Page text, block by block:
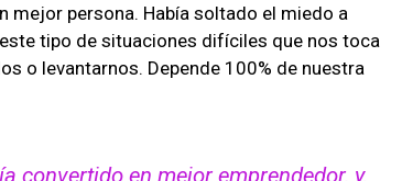
mejor persona. Había soltado el miedo a
tipo de situaciones difíciles que nos toca
o levantarnos. Depende 100% de nuestra